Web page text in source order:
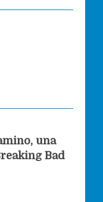
una
Bad